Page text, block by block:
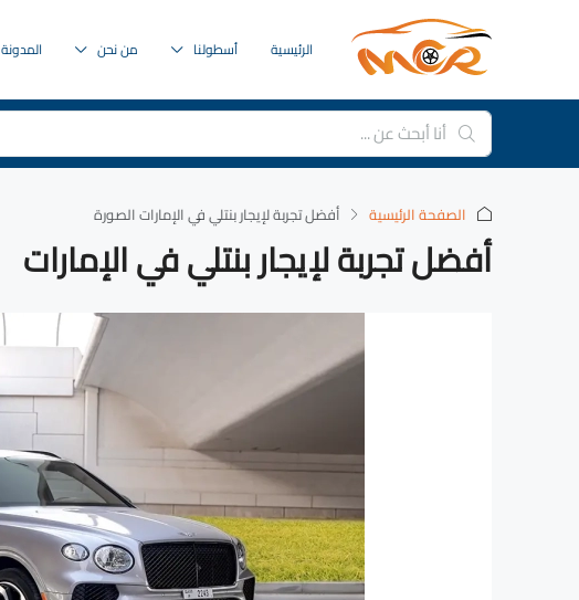
الرئيسية أسطولنا من نحن المدونة
الصفحة الرئيسية ‏أفضل تجربة لإيجار بنتلي في الإمارات الصورة
أفضل تجربة لإيجار بنتلي في الإمارات